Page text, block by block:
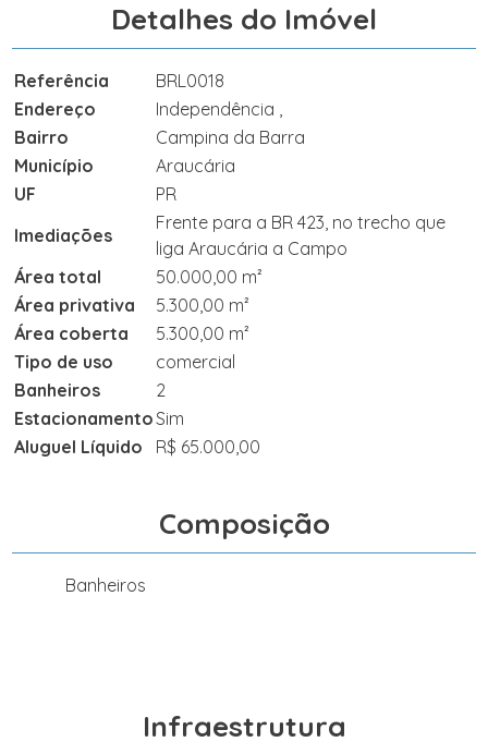
Detalhes do Imóvel
Referência
BRL0018
Endereço
Independência ,
Bairro
Campina da Barra
Município
Araucária
UF
PR
Imediações
Frente para a BR 423, no trecho que
liga Araucária a Campo
Área total
50.000,00 m²
Área privativa
5.300,00 m²
Área coberta
5.300,00 m²
Tipo de uso
comercial
Banheiros
2
EstacionamentoSim
Aluguel Líquido
R$ 65.000,00
Composição
Banheiros
Infraestrutura